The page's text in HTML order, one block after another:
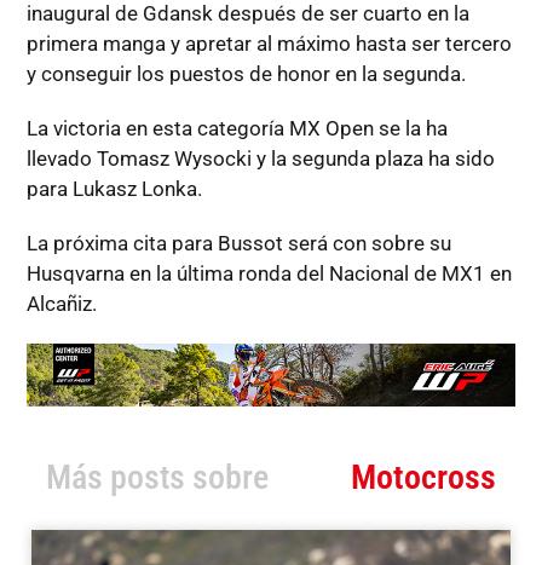
inaugural de Gdansk después de ser cuarto en la
primera manga y apretar al máximo hasta ser tercero
y conseguir los puestos de honor en la segunda.
La victoria en esta categoría MX Open se la ha
llevado Tomasz Wysocki y la segunda plaza ha sido
para Lukasz Lonka.
La próxima cita para Bussot será con sobre su
Husqvarna en la última ronda del Nacional de MX1 en
Alcañiz.
Más posts sobre Motocross